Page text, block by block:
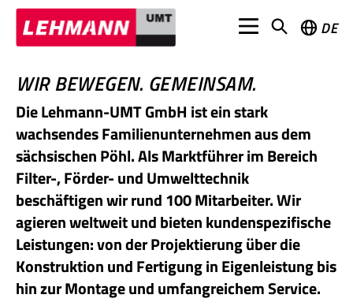
DE
WIR BEWEGEN. GEMEINSAM.
Die Lehmann-UMT GmbH ist ein stark
wachsendes Familienunternehmen aus dem
sächsischen Pöhl. Als Marktführer im Bereich
Filter-, Förder- und Umwelttechnik
beschäftigen wir rund 100 Mitarbeiter. Wir
agieren weltweit und bieten kundenspezifische
Leistungen: von der Projektierung über die
Konstruktion und Fertigung in Eigenleistung bis
hin zur Montage und umfangreichem Service.